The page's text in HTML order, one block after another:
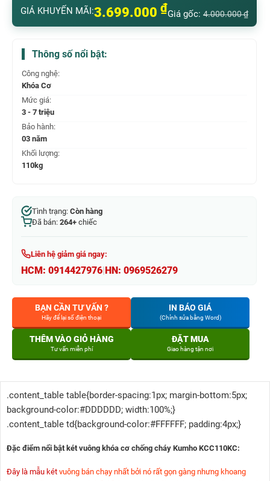
GIÁ KHUYẾN MÃI:3.699.000 ₫Giá gốc: 4.000.000₫
Thông số nổi bật:
Công nghệ:
Khóa Cơ
Mức giá:
3 - 7 triệu
Bảo hành:
03 năm
Khối lượng:
110kg
Tình trạng: Còn hàng
Đã bán: 264+ chiếc
Liên hệ giảm giá ngay:
HCM: 0914427976 HN: 0969526279
BẠN CẦN TƯ VẤN ?
Hãy để lại số điện thoại
IN BÁO GIÁ
(Chỉnh sửa bằng Word)
THÊM VÀO GIỎ HÀNG
Tư vấn miễn phí
ĐẶT MUA
Giao hàng tận nơi
.content_table table{border-spacing:1px; margin-bottom:5px;
background-color:#DDDDDD; width:100%;}
.content_table td{background-color:#FFFFFF; padding:4px;}
Đặc điểm nổi bật két vuông khóa cơ chống cháy Kumho KCC110KC:
Đây là mẫu két vuông bán chạy nhất bởi nó rất gọn gàng nhưng khoang